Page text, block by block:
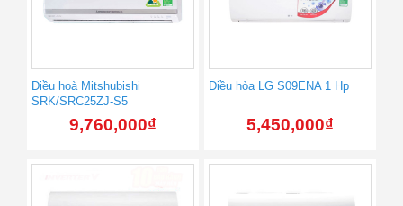
Điều hoà Mitshubishi
SRK/SRC25ZJ-S5
9,760,000₫
Điều hòa LG S09ENA 1 Hp
5,450,000₫